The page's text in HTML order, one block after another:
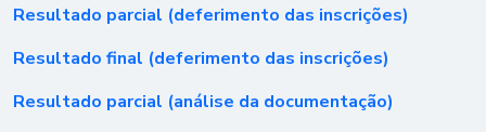
Resultado parcial (deferimento das inscrições)
Resultado final (deferimento das inscrições)
Resultado parcial (análise da documentação)